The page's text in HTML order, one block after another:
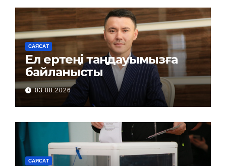
САЯСАТ
Ел ертеңі таңдауымызға
байланысты
03.08.2026
САЯСАТ